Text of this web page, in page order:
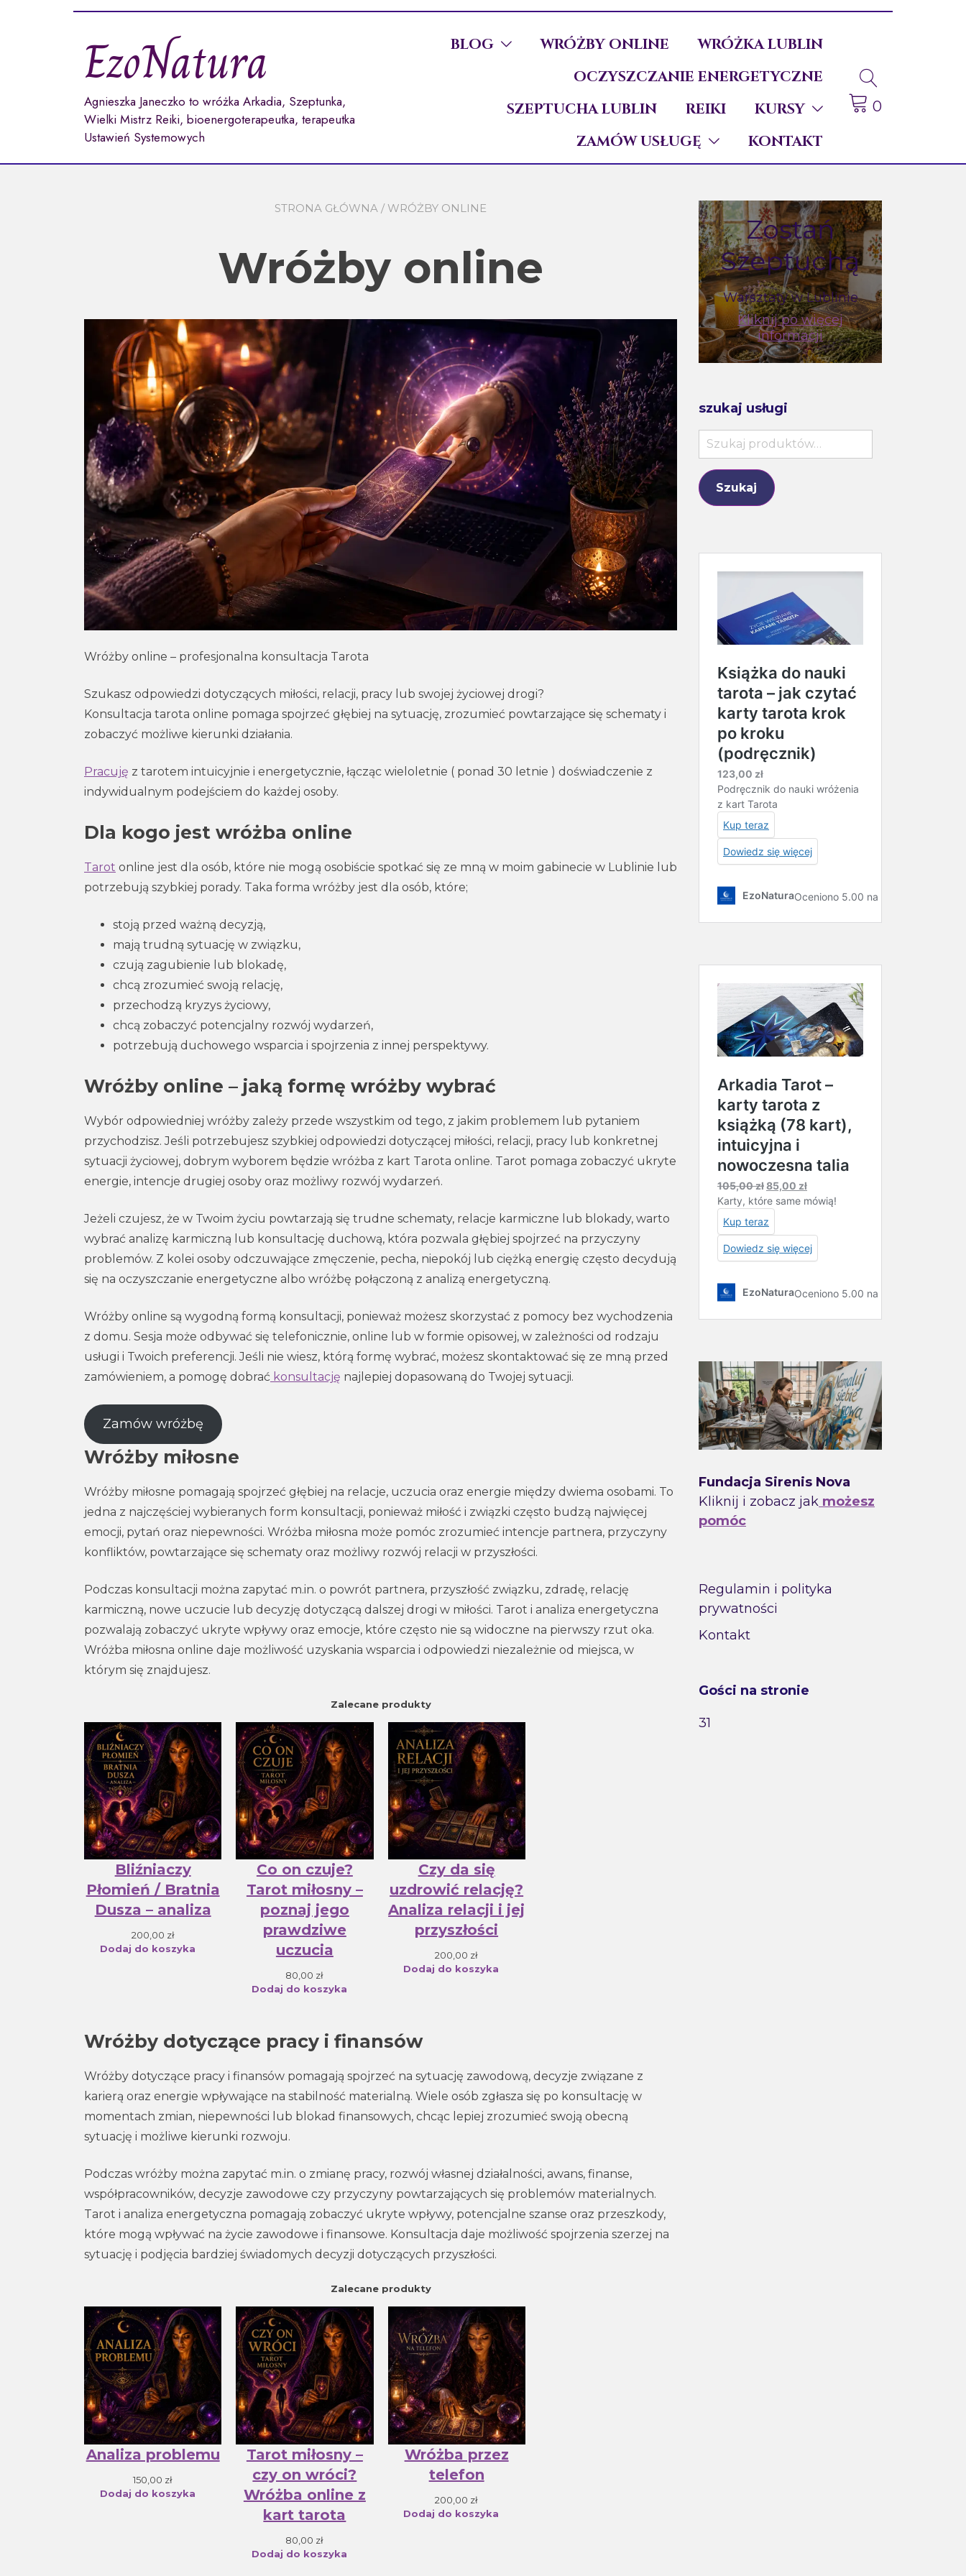
EzoNatura
Agnieszka Janeczko to wróżka Arkadia, Szeptunka,
Wielki Mistrz Reiki, bioenergoterapeutka, terapeutka
Ustawień Systemowych
BLOG WRÓŻBY ONLINE
WRÓŻKA LUBLIN
OCZYSZCZANIE ENERGETYCZNE
SZEPTUCHA LUBLIN
REIKI
KURSY
ZAMÓW USŁUGĘ
KONTAKT
0
STRONA GŁÓWNA / WRÓŻBY ONLINE
Wróżby online
Wróżby online – profesjonalna konsultacja Tarota
Szukasz odpowiedzi dotyczących miłości, relacji, pracy lub swojej życiowej drogi?
Konsultacja tarota online pomaga spojrzeć głębiej na sytuację, zrozumieć powtarzające się schematy i
zobaczyć możliwe kierunki działania.
Pracuję z tarotem intuicyjnie i energetycznie, łącząc wieloletnie ( ponad 30 letnie ) doświadczenie z
indywidualnym podejściem do każdej osoby.
Dla kogo jest wróżba online
Tarot online jest dla osób, które nie mogą osobiście spotkać się ze mną w moim gabinecie w Lublinie lub
potrzebują szybkiej porady. Taka forma wróżby jest dla osób, które;
stoją przed ważną decyzją,
mają trudną sytuację w związku,
czują zagubienie lub blokadę,
chcą zrozumieć swoją relację,
przechodzą kryzys życiowy,
chcą zobaczyć potencjalny rozwój wydarzeń,
potrzebują duchowego wsparcia i spojrzenia z innej perspektywy.
Wróżby online – jaką formę wróżby wybrać
Wybór odpowiedniej wróżby zależy przede wszystkim od tego, z jakim problemem lub pytaniem
przychodzisz. Jeśli potrzebujesz szybkiej odpowiedzi dotyczącej miłości, relacji, pracy lub konkretnej
sytuacji życiowej, dobrym wyborem będzie wróżba z kart Tarota online. Tarot pomaga zobaczyć ukryte
energie, intencje drugiej osoby oraz możliwy rozwój wydarzeń.
Jeżeli czujesz, że w Twoim życiu powtarzają się trudne schematy, relacje karmiczne lub blokady, warto
wybrać analizę karmiczną lub konsultację duchową, która pozwala głębiej spojrzeć na przyczyny
problemów. Z kolei osoby odczuwające zmęczenie, pecha, niepokój lub ciężką energię często decydują
się na oczyszczanie energetyczne albo wróżbę połączoną z analizą energetyczną.
Wróżby online są wygodną formą konsultacji, ponieważ możesz skorzystać z pomocy bez wychodzenia
z domu. Sesja może odbywać się telefonicznie, online lub w formie opisowej, w zależności od rodzaju
usługi i Twoich preferencji. Jeśli nie wiesz, którą formę wybrać, możesz skontaktować się ze mną przed
zamówieniem, a pomogę dobrać konsultację najlepiej dopasowaną do Twojej sytuacji.
Zamów wróżbę
Wróżby miłosne
Wróżby miłosne pomagają spojrzeć głębiej na relacje, uczucia oraz energie między dwiema osobami. To
jedna z najczęściej wybieranych form konsultacji, ponieważ miłość i związki często budzą najwięcej
emocji, pytań oraz niepewności. Wróżba miłosna może pomóc zrozumieć intencje partnera, przyczyny
konfliktów, powtarzające się schematy oraz możliwy rozwój relacji w przyszłości.
Podczas konsultacji można zapytać m.in. o powrót partnera, przyszłość związku, zdradę, relację
karmiczną, nowe uczucie lub decyzję dotyczącą dalszej drogi w miłości. Tarot i analiza energetyczna
pozwalają zobaczyć ukryte wpływy oraz emocje, które często nie są widoczne na pierwszy rzut oka.
Wróżba miłosna online daje możliwość uzyskania wsparcia i odpowiedzi niezależnie od miejsca, w
którym się znajdujesz.
Zalecane produkty
Bliźniaczy
Płomień / Bratnia
Dusza – analiza
200,00 zł
Dodaj do koszyka
Co on czuje?
Tarot miłosny –
poznaj jego
prawdziwe
uczucia
80,00 zł
Dodaj do koszyka
Czy da się
uzdrowić relację?
Analiza relacji i jej
przyszłości
200,00 zł
Dodaj do koszyka
Wróżby dotyczące pracy i finansów
Wróżby dotyczące pracy i finansów pomagają spojrzeć na sytuację zawodową, decyzje związane z
karierą oraz energie wpływające na stabilność materialną. Wiele osób zgłasza się po konsultację w
momentach zmian, niepewności lub blokad finansowych, chcąc lepiej zrozumieć swoją obecną
sytuację i możliwe kierunki rozwoju.
Podczas wróżby można zapytać m.in. o zmianę pracy, rozwój własnej działalności, awans, finanse,
współpracowników, decyzje zawodowe czy przyczyny powtarzających się problemów materialnych.
Tarot i analiza energetyczna pomagają zobaczyć ukryte wpływy, potencjalne szanse oraz przeszkody,
które mogą wpływać na życie zawodowe i finansowe. Konsultacja daje możliwość spojrzenia szerzej na
sytuację i podjęcia bardziej świadomych decyzji dotyczących przyszłości.
Zalecane produkty
Analiza problemu
150,00 zł
Dodaj do koszyka
Tarot miłosny –
czy on wróci?
Wróżba online z
kart tarota
80,00 zł
Dodaj do koszyka
Wróżba przez
telefon
200,00 zł
Dodaj do koszyka
Zostań
Szeptuchą
Warsztaty w Lublinie
Kliknij po więcej
informacji
szukaj usługi
Szukaj:
Szukaj
Fundacja Sirenis Nova
Kliknij i zobacz jak możesz
pomóc
Regulamin i polityka
prywatności
Kontakt
Gości na stronie
31